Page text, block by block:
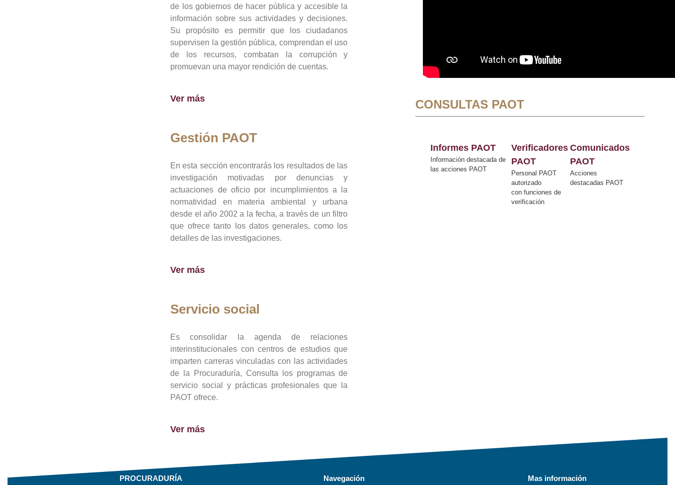
de los gobiernos de hacer pública y accesible la
información sobre sus actividades y decisiones.
Su propósito es permitir que los ciudadanos
supervisen la gestión pública, comprendan el uso
de los recursos, combatan la corrupción y
promuevan una mayor rendición de cuentas.
Ver más
Gestión PAOT
En esta sección encontrarás los resultados de las
investigación motivadas por denuncias y
actuaciones de oficio por incumplimientos a la
normatividad en materia ambiental y urbana
desde el año 2002 a la fecha, a través de un filtro
que ofrece tanto los datos generales, como los
detalles de las investigaciones.
Ver más
Servicio social
Es consolidar la agenda de relaciones
interinstitucionales con centros de estudios que
imparten carreras vinculadas con las actividades
de la Procuraduría, Consulta los programas de
servicio social y prácticas profesionales que la
PAOT ofrece.
Ver más
CONSULTAS PAOT
Informes PAOT
Información destacada de
las acciones PAOT
Verificadores
PAOT
Personal PAOT
autorizado
con funciones de
verificación
Comunicados
PAOT
Acciones
destacadas PAOT
PROCURADURÍA Navegación Mas información